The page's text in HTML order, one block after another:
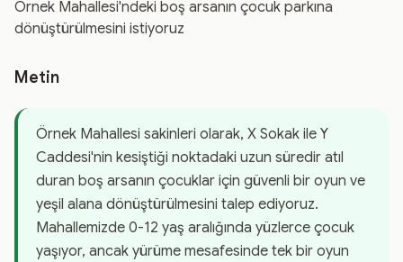
Örnek Mahallesi'ndeki boş arsanın çocuk parkına
dönüştürülmesini istiyoruz
Metin
Örnek Mahallesi sakinleri olarak, X Sokak ile Y
Caddesi'nin kesiştiği noktadaki uzun süredir atıl
duran boş arsanın çocuklar için güvenli bir oyun ve
yeşil alana dönüştürülmesini talep ediyoruz.
Mahallemizde 0-12 yaş aralığında yüzlerce çocuk
yaşıyor, ancak yürüme mesafesinde tek bir oyun